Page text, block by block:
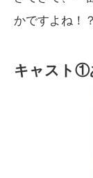
かですよね！
キャスト①